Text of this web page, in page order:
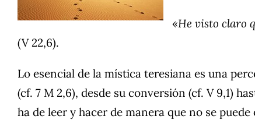
«He visto claro
(V 22,6).
Lo esencial de la mística teresiana es una
(cf. 7 M 2,6), desde su conversión (cf. V 9,1)
ha de leer y hacer de manera que no se